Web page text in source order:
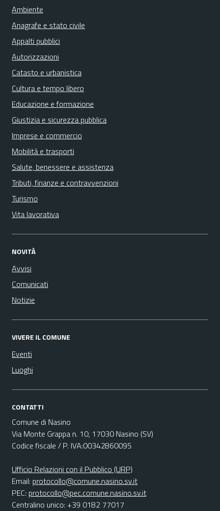
Ambiente
Anagrafe e stato civile
Appalti pubblici
Autorizzazioni
Catasto e urbanistica
Cultura e tempo libero
Educazione e formazione
Giustizia e sicurezza pubblica
Imprese e commercio
Mobilità e trasporti
Salute, benessere e assistenza
Tributi, finanze e contravvenzioni
Turismo
Vita lavorativa
NOVITÀ
Avvisi
Comunicati
Notizie
VIVERE IL COMUNE
Eventi
Luoghi
CONTATTI
Comune di Nasino
Via Monte Grappa n. 10, 17030 Nasino (SV)
Codice fiscale / P. IVA:00342860095
Ufficio Relazioni con il Pubblico (URP)
Email: protocollo@comune.nasino.sv.it
PEC: protocollo@pec.comune.nasino.sv.it
Centralino unico: +39 0182 77017